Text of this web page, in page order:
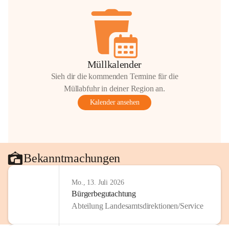
Müllkalender
Sieh dir die kommenden Termine für die
Müllabfuhr in deiner Region an.
Kalender ansehen
Bekanntmachungen
Mo., 13. Juli 2026
Bürgerbegutachtung
Abteilung Landesamtsdirektionen/Service